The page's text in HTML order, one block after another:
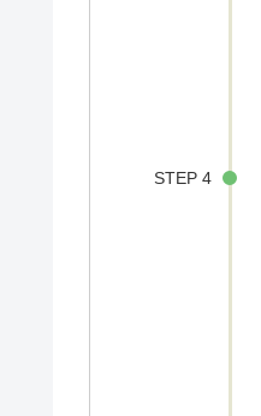
STEP 4